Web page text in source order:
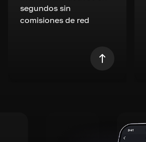
segundos sin
comisiones de red